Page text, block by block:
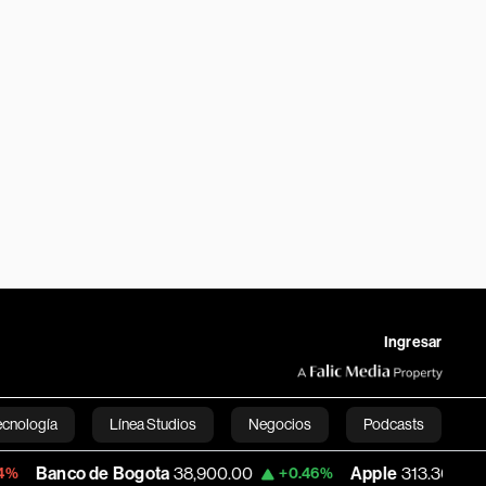
Ingresar
Línea Studios Negocios Podcasts
English
Bogota 38,900.00 +0.46% Apple 313.305 +0.25%